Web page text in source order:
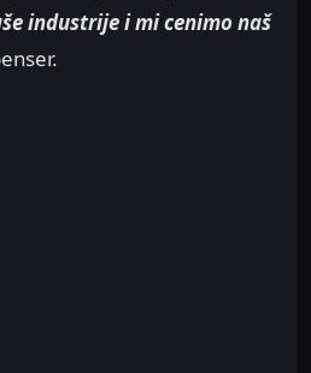
industrije i mi cenimo naš